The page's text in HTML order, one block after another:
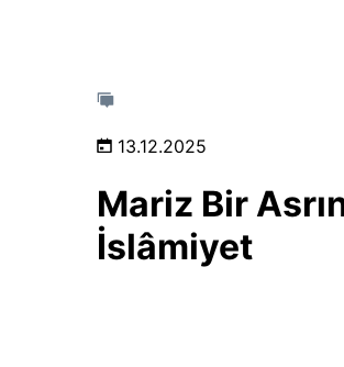
13.12.2025
Mariz Bir
İslâmiyet